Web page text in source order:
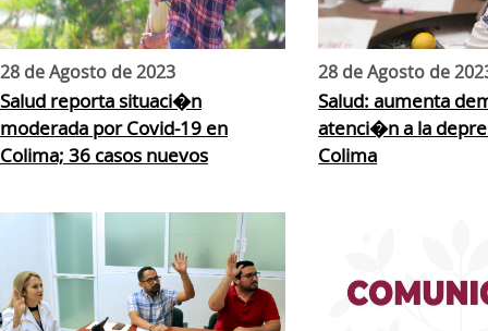
28 de Agosto de 2023
Salud reporta situaci�n
moderada por Covid-19 en
Colima; 36 casos nuevos
28 de Agosto de
Salud: aumenta
atenci�n a la
Colima